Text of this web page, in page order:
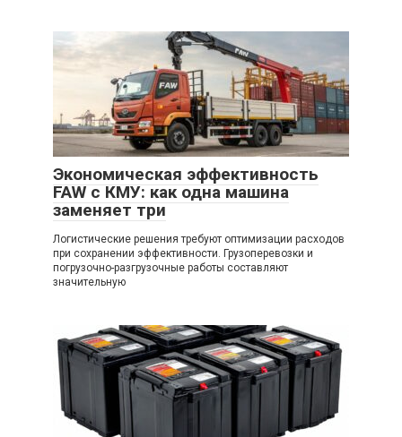
Экономическая эффективность
FAW с КМУ: как одна машина
заменяет три
Логистические решения требуют оптимизации расходов
при сохранении эффективности. Грузоперевозки и
погрузочно-разгрузочные работы составляют
значительную